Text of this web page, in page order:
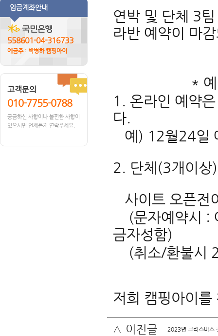
입급계좌안내
558601-04-316733
예금주 : 박병하 캠핑아이
고객문의
010-7755-0788
궁금하신 사항이나 불편한 사항이
있으시면 언제든지 연락주세요.
연박 및 단체 3
라반 예약이 마
* 예약
1. 온라인 예약
다.
예) 12월24일
2. 단체(3개이
사이트 오픈전
(문자예약시 :
금자성함)
(취소/환불시
저희 캠핑아이
∧ 이전글 2023년 크리스마스